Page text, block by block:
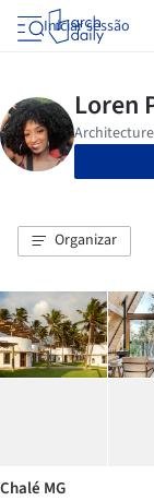
Iniciar sessão
Organizar
Chalé MG